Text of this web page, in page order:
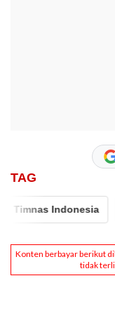
TAG
Indonesia